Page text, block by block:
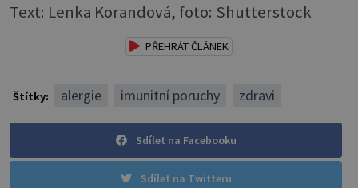
Text: Lenka Korandová, foto: Shutterstock
PŘEHRÁT ČLÁNEK
Štítky: alergie imunitní poruchy zdravi
Sdílet na Facebooku
Sdílet na Twitteru